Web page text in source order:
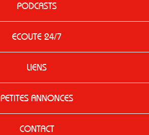
PODCASTS
ECOUTE 24/7
LIENS
PETITES ANNONCES
CONTACT